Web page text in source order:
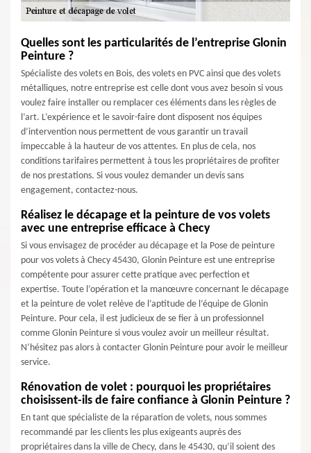
Quelles sont les particularités de l’entreprise Glonin
Peinture ?
Spécialiste des volets en Bois, des volets en PVC ainsi que des volets
métalliques, notre entreprise est celle dont vous avez besoin si vous
voulez faire installer ou remplacer ces éléments dans les règles de
l’art. L’expérience et le savoir-faire dont disposent nos équipes
d’intervention nous permettent de vous garantir un travail
impeccable à la hauteur de vos attentes. En plus de cela, nos
conditions tarifaires permettent à tous les propriétaires de profiter
de nos prestations. Si vous voulez demander un devis sans
engagement, contactez-nous.
Réalisez le décapage et la peinture de vos volets
avec une entreprise efficace à Checy
Si vous envisagez de procéder au décapage et la Pose de peinture
pour vos volets à Checy 45430, Glonin Peinture est une entreprise
compétente pour assurer cette pratique avec perfection et
expertise. Toute l’opération et la manœuvre concernant le décapage
et la peinture de volet relève de l’aptitude de l’équipe de Glonin
Peinture. Pour cela, il est judicieux de se fier à un professionnel
comme Glonin Peinture si vous voulez avoir un meilleur résultat.
N’hésitez pas alors à contacter Glonin Peinture pour avoir le meilleur
service.
Rénovation de volet : pourquoi les propriétaires
choisissent-ils de faire confiance à Glonin Peinture ?
En tant que spécialiste de la réparation de volets, nous sommes
recommandé par les clients les plus exigeants auprès des
propriétaires dans la ville de Checy, dans le 45430, qu’il soient des